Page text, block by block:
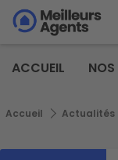
Aller
au
principal
Aller au
principal
Agents
ACCUEIL NOS
Fil d'Ariane
Accueil Actualités